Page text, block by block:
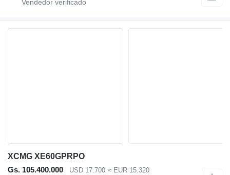
XCMG XE60GPRPO
Gs. 105.400.000
USD 17.700 ≈ EUR 15.320